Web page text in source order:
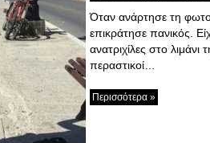
Όταν ανάρτησε τη
επικράτησε πανικός.
ανατριχίλες στο λιμάνι
περαστικοί…
Περισσότερα »